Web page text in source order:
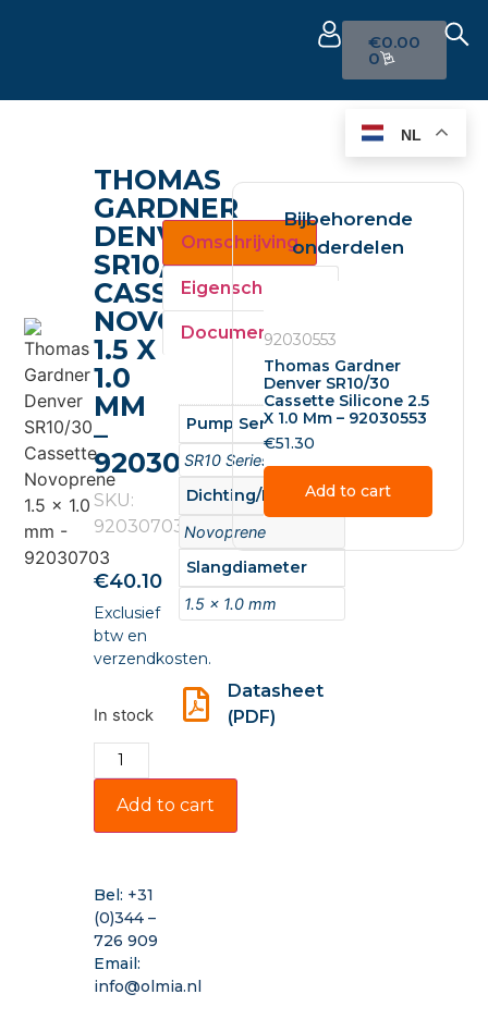
€0.00
0
THOMAS
GARDNER
DENVER
SR10/30
CASSETTE
NOVOPRENE
1.5 X
1.0
MM
–
92030703
SKU:
92030703
€40.10
Exclusief
btw en
verzendkosten.
In stock
Add to cart
Bel: +31
(0)344 –
726 909
Email:
info@olmia.nl
Omschrijving
Eigenschappen
Documenten
Pump Series
SR10 Series
Dichting/Materiaal
Novoprene
Slangdiameter
1.5 x 1.0 mm
Datasheet
(PDF)
Bijbehorende
onderdelen
92030553
Thomas Gardner
Denver SR10/30
Cassette Silicone 2.5
X 1.0 Mm – 92030553
€51.30
Add to cart
NL